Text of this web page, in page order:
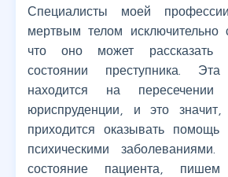
Специалисты моей
мертвым телом исключительно
что оно может рассказать
состоянии преступника. Эта
находится на пересечении
юриспруденции, и это
приходится оказывать помощь
психическими
состояние пациента,